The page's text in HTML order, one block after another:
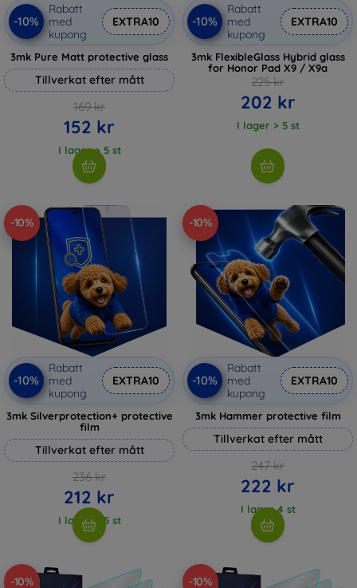
-10%
Rabatt
med
kupong
EXTRA10
3mk Pure Matt protective glass
Tillverkat efter mått
169 kr
152 kr
I lager > 5 st
-10%
Rabatt
med
kupong
EXTRA10
3mk FlexibleGlass Hybrid glass
for Honor Pad X9 / X9a
225 kr
202 kr
I lager > 5 st
-10%
-10%
Rabatt
med
kupong
EXTRA10
3mk Silverprotection+ protective
film
Tillverkat efter mått
236 kr
212 kr
I lager > 5 st
-10%
-10%
Rabatt
med
kupong
EXTRA10
3mk Hammer protective film
Tillverkat efter mått
247 kr
222 kr
I lager 4 st
-10% -10%